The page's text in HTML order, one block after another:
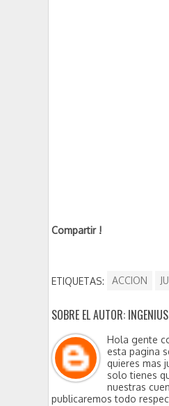
Compartir !
ETIQUETAS: ACCION
SOBRE EL AUTOR: INGENIUS
Hola gente
esta pagina
quieres mas
solo tienes
nuestras
publicaremos todo